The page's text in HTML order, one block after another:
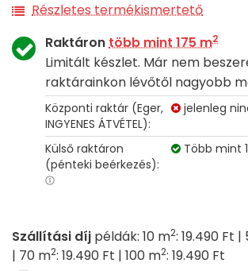
Részletes termékismertető
Raktárontöbb mint 175 m2
Limitált készlet. Már nem
raktárainkon lévőtől nagyobb
Központi raktár (Eger,
INGYENES ÁTVÉTEL):
jelenleg
Külső raktáron
(pénteki beérkezés):
Több mint
Szállítási díj példák: 10 m2: 19.490 Ft |
| 70 m2: 19.490 Ft | 100 m2: 19.490 Ft